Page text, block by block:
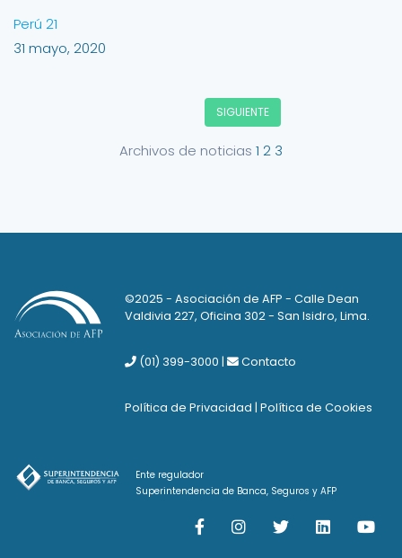
Perú 21
31 mayo, 2020
SIGUIENTE
Archivos de noticias 1 2 3
©2025 - Asociación de AFP - Calle Dean
Valdivia 227, Oficina 302 - San Isidro, Lima.
(01) 399-3000 | Contacto
Política de Privacidad | Política de Cookies
Ente regulador
Superintendencia de Banca, Seguros y AFP